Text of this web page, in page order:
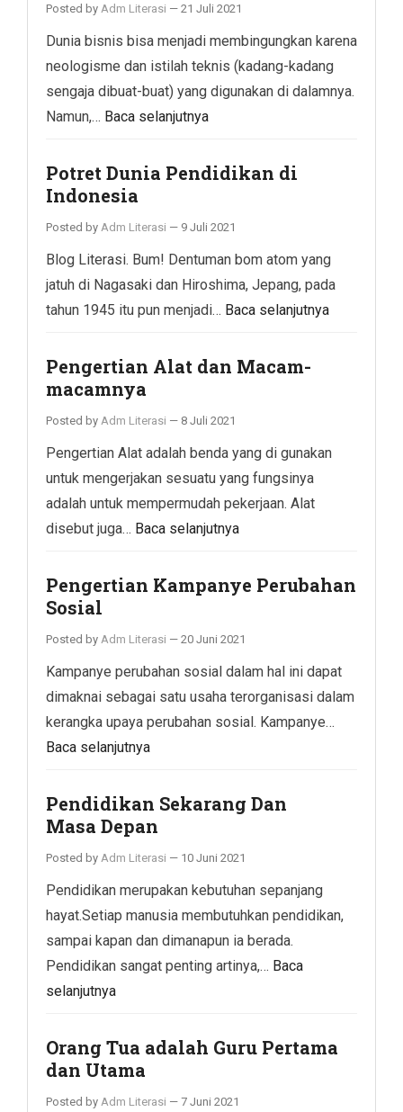
Posted by Adm Literasi — 21 Juli 2021
Dunia bisnis bisa menjadi membingungkan karena
neologisme dan istilah teknis (kadang-kadang
sengaja dibuat-buat) yang digunakan di dalamnya.
Namun,… Baca selanjutnya
Potret Dunia Pendidikan di
Indonesia
Posted by Adm Literasi — 9 Juli 2021
Blog Literasi. Bum! Dentuman bom atom yang
jatuh di Nagasaki dan Hiroshima, Jepang, pada
tahun 1945 itu pun menjadi… Baca selanjutnya
Pengertian Alat dan Macam-
macamnya
Posted by Adm Literasi — 8 Juli 2021
Pengertian Alat adalah benda yang di gunakan
untuk mengerjakan sesuatu yang fungsinya
adalah untuk mempermudah pekerjaan. Alat
disebut juga… Baca selanjutnya
Pengertian Kampanye Perubahan
Sosial
Posted by Adm Literasi — 20 Juni 2021
Kampanye perubahan sosial dalam hal ini dapat
dimaknai sebagai satu usaha terorganisasi dalam
kerangka upaya perubahan sosial. Kampanye…
Baca selanjutnya
Pendidikan Sekarang Dan
Masa Depan
Posted by Adm Literasi — 10 Juni 2021
Pendidikan merupakan kebutuhan sepanjang
hayat.Setiap manusia membutuhkan pendidikan,
sampai kapan dan dimanapun ia berada.
Pendidikan sangat penting artinya,… Baca
selanjutnya
Orang Tua adalah Guru Pertama
dan Utama
Posted by Adm Literasi — 7 Juni 2021